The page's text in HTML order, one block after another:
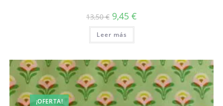
13,50€ El
precio
original
era:
13,50 €.
9,45 €
Leer más
¡OFERTA!